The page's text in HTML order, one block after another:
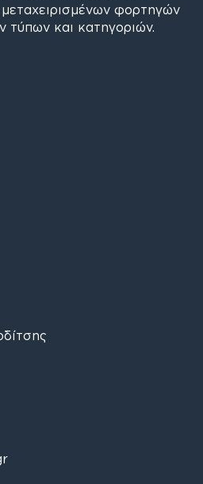
φορτηγών
τύπων και κατηγοριών.